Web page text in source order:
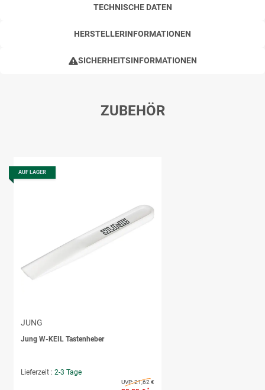
TECHNISCHE DATEN
HERSTELLERINFORMATIONEN
SICHERHEITSINFORMATIONEN
ZUBEHÖR
AUF LAGER
JUNG
Jung W-KEIL Tastenheber
Lieferzeit : 2-3 Tage
UVP:21,62 €